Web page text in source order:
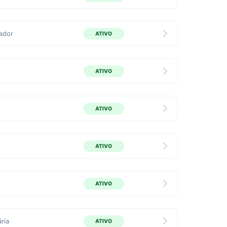
ATIVO
ATIVO
ATIVO
ATIVO
ATIVO
ATIVO